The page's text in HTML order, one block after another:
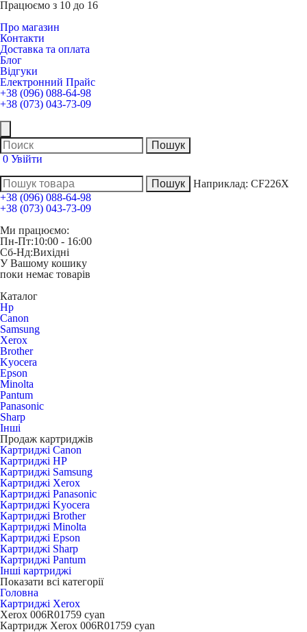
Працюємо з 10 до 16
Про магазин
Контакти
Доставка та оплата
Блог
Відгуки
Електронний Прайс
+38 (096) 088-64-98
+38 (073) 043-73-09
0 Увійти
Наприклад: CF226X
+38 (096) 088-64-98
+38 (073) 043-73-09
Ми працюємо:
Пн-Пт:10:00 - 16:00
Сб-Нд:Вихідні
У Вашому кошику
поки немає товарів
Каталог
Hp
Canon
Samsung
Xerox
Brother
Kyocera
Epson
Minolta
Pantum
Panasonic
Sharp
Інші
Продаж картриджів
Картриджі Canon
Картриджі HP
Картриджі Samsung
Картриджі Xerox
Картриджі Panasonic
Картриджі Kyocera
Картриджі Brother
Картриджі Minolta
Картриджі Epson
Картриджі Sharp
Картриджі Pantum
Інші картриджі
Показати всі категорії
Головна
Картриджі Xerox
Xerox 006R01759 cyan
Картридж Xerox 006R01759 cyan